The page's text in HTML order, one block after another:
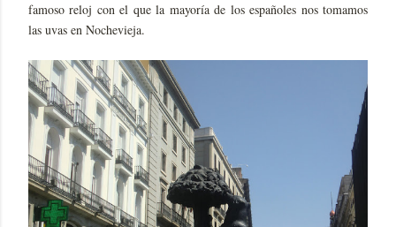
famoso reloj con el que la mayoría de los españoles nos tomamos
las uvas en Nochevieja.